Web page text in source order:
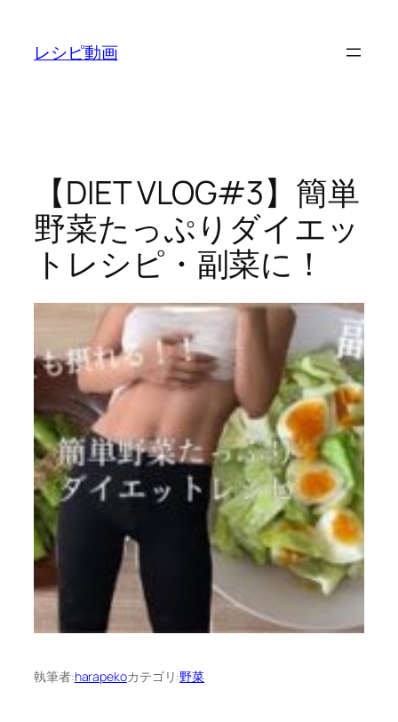
レシピ動画
【DIET VLOG#3】簡単
野菜たっぷりダイエッ
トレシピ・副菜に！
執筆者:harapekoカテゴリ:野菜